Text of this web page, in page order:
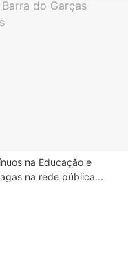
na Educação e
na rede pública...